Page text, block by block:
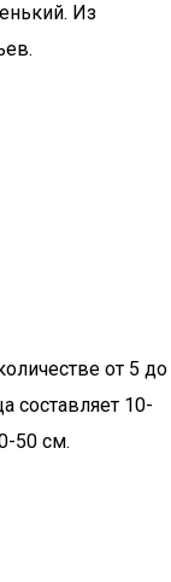
Из
от 5 до
составляет 10-
50 см.